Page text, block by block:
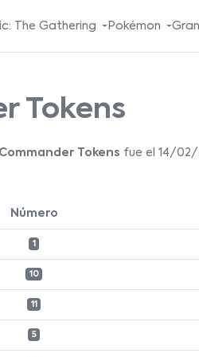
The Gathering Pokémon
Tokens
Tokens fue el 14/02/
Número
1
10
11
5